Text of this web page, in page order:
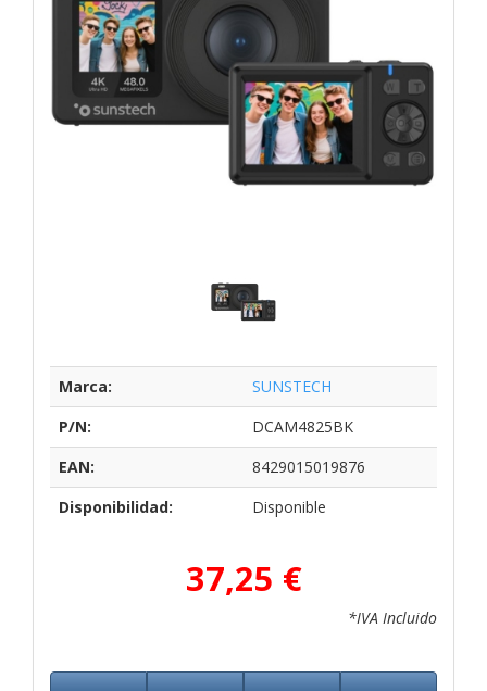
Marca:
SUNSTECH
P/N:
DCAM4825BK
EAN:
8429015019876
Disponibilidad:
Disponible
37,25 €
*IVA Incluido